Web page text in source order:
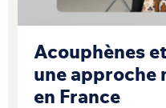
Acouphènes
une
en France